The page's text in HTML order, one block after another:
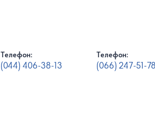
Телефон:
(044) 406-38-13
Телефон:
(066) 247-51-78